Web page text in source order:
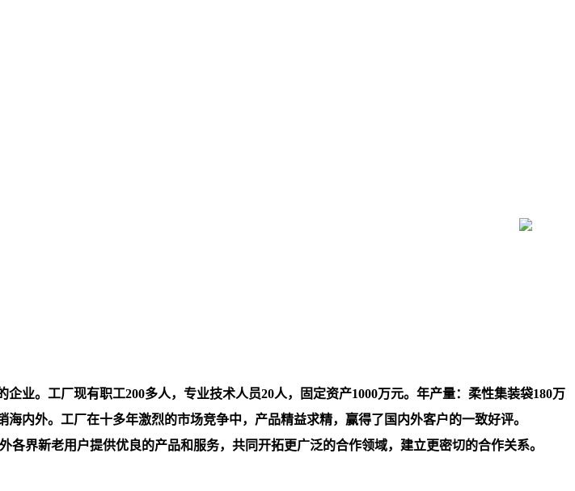
。工厂现有职工200多人，专业技术人员20人，固定资产1000万元。年产量：柔性集装袋180万
内外。工厂在十多年激烈的市场竞争中，产品精益求精，赢得了国内外客户的一致好评。
新老用户提供优良的产品和服务，共同开拓更广泛的合作领域，建立更密切的合作关系。